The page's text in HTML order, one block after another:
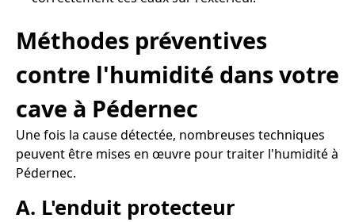
Méthodes préventives
contre l'humidité dans votre
cave à Pédernec
Une fois la cause détectée, nombreuses techniques
peuvent être mises en œuvre pour traiter l'humidité à
Pédernec.
A. L'enduit protecteur